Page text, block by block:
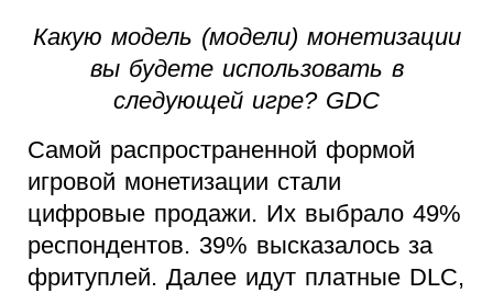
Какую модель (модели) монетизации
вы будете использовать в
следующей игре? GDC
Самой распространенной формой
игровой монетизации стали
цифровые продажи. Их выбрало 49%
респондентов. 39% высказалось за
фритуплей. Далее идут платные DLC,